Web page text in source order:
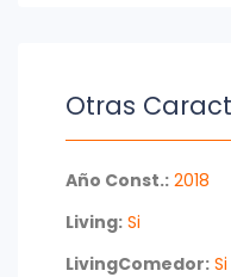
Otras
Año Const.: 2018
Living: Si
LivingComedor: Si